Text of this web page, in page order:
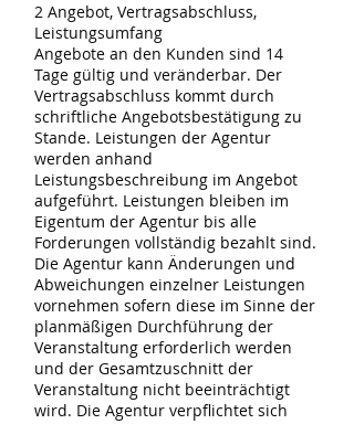
2 Angebot, Vertragsabschluss,
Leistungsumfang
Angebote an den Kunden sind 14
Tage gültig und veränderbar. Der
Vertragsabschluss kommt durch
schriftliche Angebotsbestätigung zu
Stande. Leistungen der Agentur
werden anhand
Leistungsbeschreibung im Angebot
aufgeführt. Leistungen bleiben im
Eigentum der Agentur bis alle
Forderungen vollständig bezahlt sind.
Die Agentur kann Änderungen und
Abweichungen einzelner Leistungen
vornehmen sofern diese im Sinne der
planmäßigen Durchführung der
Veranstaltung erforderlich werden
und der Gesamtzuschnitt der
Veranstaltung nicht beeinträchtigt
wird. Die Agentur verpflichtet sich